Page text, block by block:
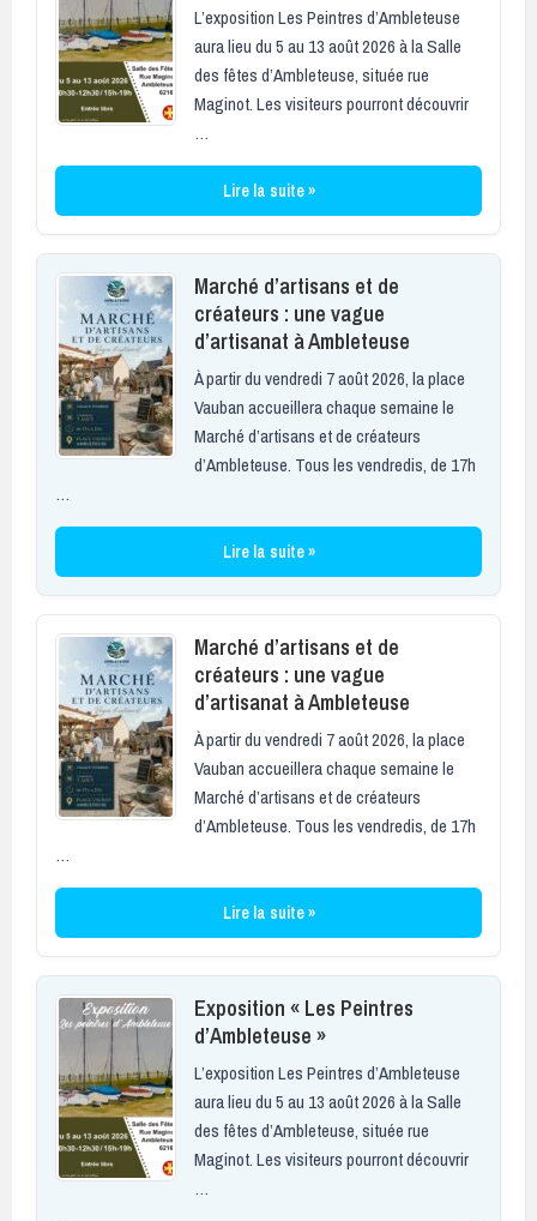
L’exposition Les Peintres d’Ambleteuse
aura lieu du 5 au 13 août 2026 à la Salle
des fêtes d’Ambleteuse, située rue
Maginot. Les visiteurs pourront découvrir
…
Lire la suite »
Marché d’artisans et de
créateurs : une vague
d’artisanat à Ambleteuse
À partir du vendredi 7 août 2026, la place
Vauban accueillera chaque semaine le
Marché d’artisans et de créateurs
d’Ambleteuse. Tous les vendredis, de 17h
…
Lire la suite »
Marché d’artisans et de
créateurs : une vague
d’artisanat à Ambleteuse
À partir du vendredi 7 août 2026, la place
Vauban accueillera chaque semaine le
Marché d’artisans et de créateurs
d’Ambleteuse. Tous les vendredis, de 17h
…
Lire la suite »
Exposition « Les Peintres
d’Ambleteuse »
L’exposition Les Peintres d’Ambleteuse
aura lieu du 5 au 13 août 2026 à la Salle
des fêtes d’Ambleteuse, située rue
Maginot. Les visiteurs pourront découvrir
…